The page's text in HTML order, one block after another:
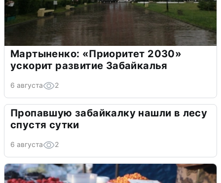
Мартыненко: «Приоритет 2030»
ускорит развитие Забайкалья
6 августа 2
Пропавшую забайкалку нашли в лесу
спустя сутки
6 августа 2